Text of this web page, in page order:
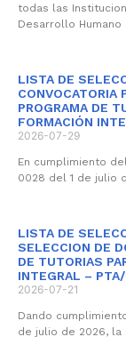
todas las
Desarrollo Humano
LISTA DE
CONVOCATORIA
PROGRAMA DE
FORMACIÓN
2026-07-29
En cumplimiento
0028 del 1 de julio
LISTA DE
SELECCION DE
DE TUTORIAS
INTEGRAL –
2026-07-21
Dando
de julio de 2026, la